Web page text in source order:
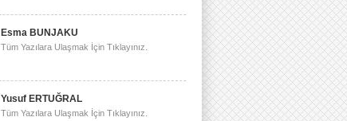
Esma BUNJAKU
Tüm Yazılara Ulaşmak İçin Tıklayınız.
Yusuf ERTUĞRAL
Tüm Yazılara Ulaşmak İçin Tıklayınız.